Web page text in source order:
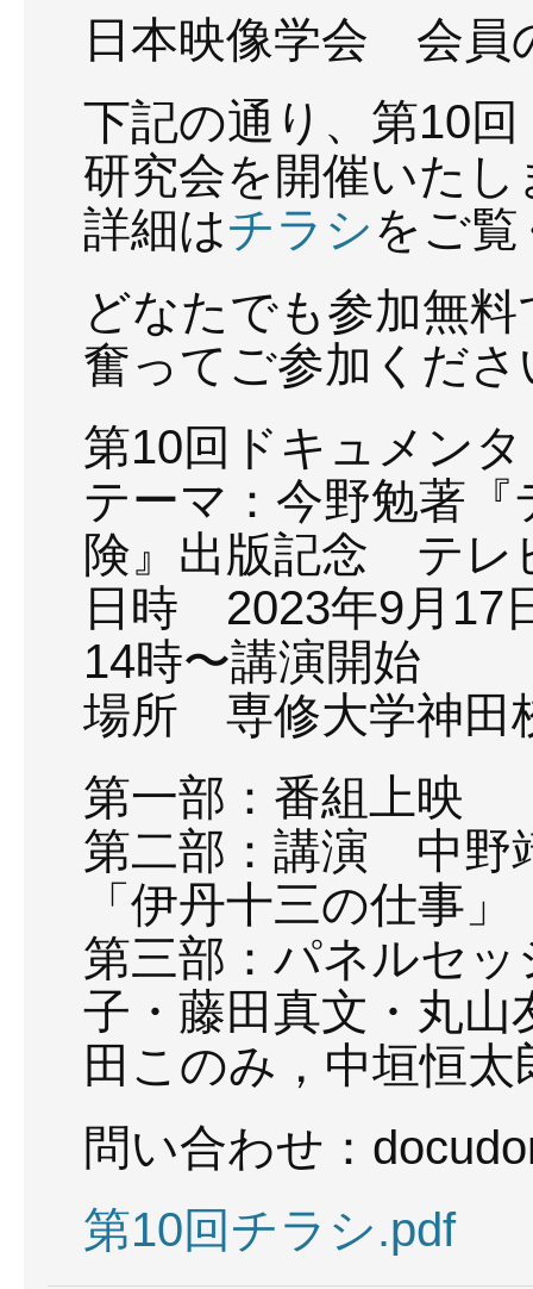
日本映像学会 会員
下記の通り、第10
研究会を開催いたし
詳細はチラシをご
どなたでも参加無
奮ってご参加くださ
第10回ドキュメン
テーマ：今野勉著
険』出版記念 テレ
日時 2023年9月17
14時〜講演開始
場所 専修大学神田
第一部：番組上映
第二部：講演 中野
「伊丹十三の仕事」
第三部：パネルセ
子・藤田真文・丸
田このみ，中垣恒太
問い合わせ：
第10回チラシ.pdf